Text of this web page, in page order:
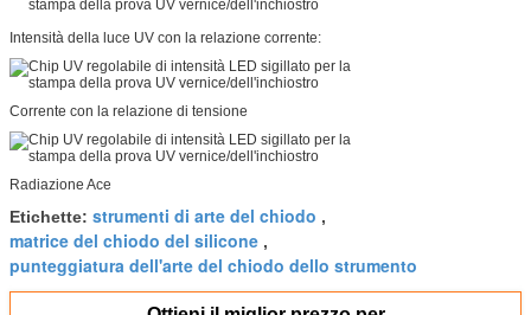
Intensità della luce UV con la relazione corrente:
Corrente con la relazione di tensione
Radiazione Ace
Etichette: strumenti di arte del chiodo ,
matrice del chiodo del silicone ,
punteggiatura dell'arte del chiodo dello strumento